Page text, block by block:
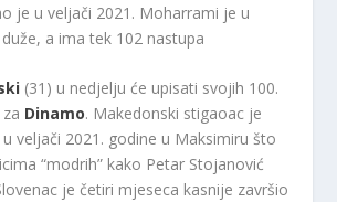
je u veljači 2021. Moharrami je u
a ima tek 102 nastupa
(31) u nedjelju će upisati svojih 100.
Dinamo. Makedonski stigaoac je
veljači 2021. godine u Maksimiru što
“modrih” kako Petar Stojanović
je četiri mjeseca kasnije završio